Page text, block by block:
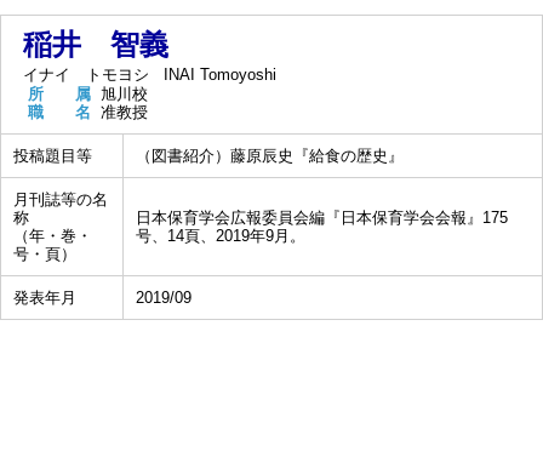
稲井 智義
イナイ トモヨシ
INAI Tomoyoshi
所 属 旭川校
職 名 准教授
投稿題目等 （図書紹介）藤原辰史『給食の歴史』
月刊誌等の名
称
（年・巻・
号・頁）
日本保育学会広報委員会編『日本保育学会会報』175
号、14頁、2019年9月。
発表年月 2019/09